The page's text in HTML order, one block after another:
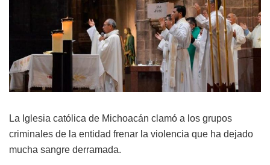
La Iglesia católica de Michoacán clamó a los grupos
criminales de la entidad frenar la violencia que ha dejado
mucha sangre derramada.